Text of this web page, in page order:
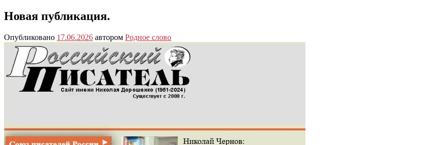
Новая публикация.
Опубликовано 17.06.2026 автором Родное слово